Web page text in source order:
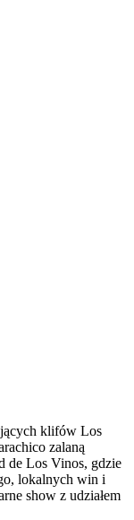
klifów Los
zalaną
de Los Vinos, gdzie
lokalnych win i
show z udziałem